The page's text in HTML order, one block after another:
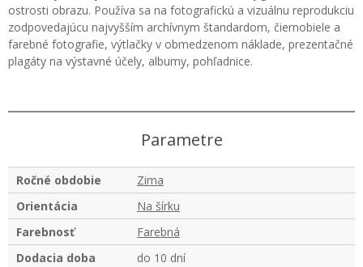
ostrosti obrazu. Používa sa na fotografickú a vizuálnu reprodukciu
zodpovedajúcu najvyšším archívnym štandardom, čiernobiele a
farebné fotografie, výtlačky v obmedzenom náklade, prezentačné
plagáty na výstavné účely, albumy, pohľadnice.
Parametre
Ročné obdobie
Zima
Orientácia
Na šírku
Farebnosť
Farebná
Dodacia doba
do 10 dní